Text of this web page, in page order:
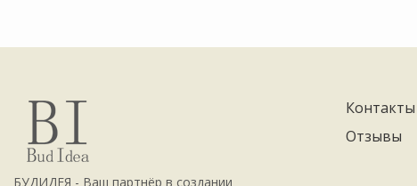
БУДИДЕЯ - Ваш партнёр в создании
Контакты
Отзывы